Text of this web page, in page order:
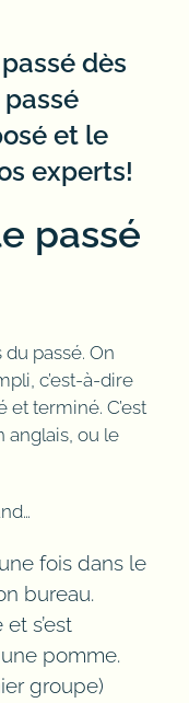
dès
passé
et le
experts!
passé
passé. On
c’est-à-dire
terminé. C’est
anglais, ou le
fois dans le
bureau.
s’est
pomme.
groupe)